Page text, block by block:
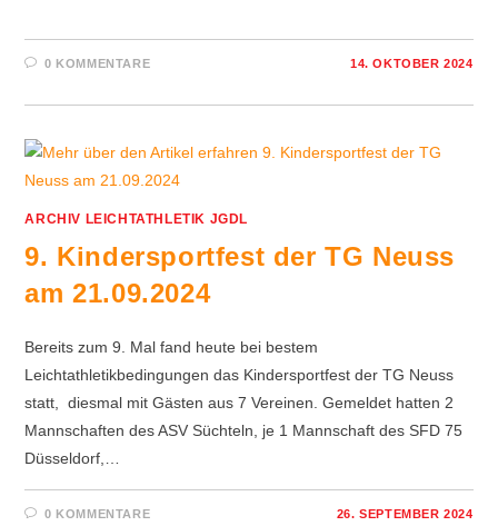
0 KOMMENTARE 14. OKTOBER 2024
ARCHIV LEICHTATHLETIK JGDL
9. Kindersportfest der TG Neuss
am 21.09.2024
Bereits zum 9. Mal fand heute bei bestem
Leichtathletikbedingungen das Kindersportfest der TG Neuss
statt, diesmal mit Gästen aus 7 Vereinen. Gemeldet hatten 2
Mannschaften des ASV Süchteln, je 1 Mannschaft des SFD 75
Düsseldorf,…
0 KOMMENTARE 26. SEPTEMBER 2024